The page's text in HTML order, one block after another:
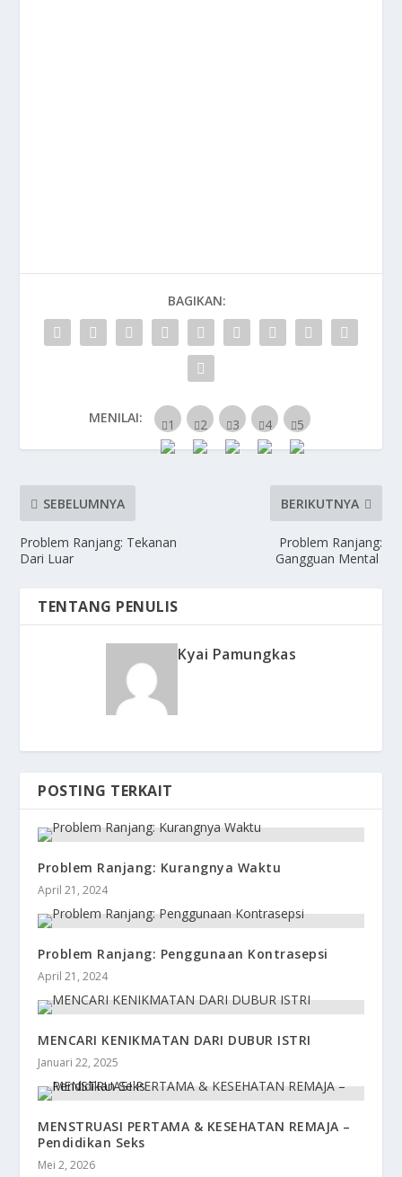
BAGIKAN:
MENILAI:
SEBELUMNYA
Problem Ranjang: Tekanan
Dari Luar
BERIKUTNYA
Problem Ranjang:
Gangguan Mental
TENTANG PENULIS
Kyai Pamungkas
POSTING TERKAIT
Problem Ranjang: Kurangnya Waktu
April 21, 2024
Problem Ranjang: Penggunaan Kontrasepsi
April 21, 2024
MENCARI KENIKMATAN DARI DUBUR ISTRI
Januari 22, 2025
MENSTRUASI PERTAMA & KESEHATAN REMAJA –
Pendidikan Seks
Mei 2, 2026